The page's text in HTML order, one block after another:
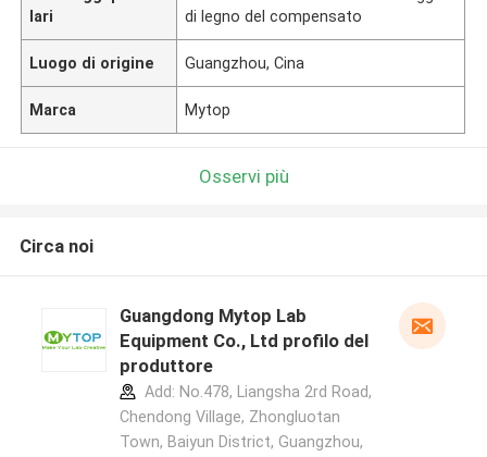
lari
di legno del compensato
Luogo di origine Guangzhou, Cina
Marca Mytop
Osservi più
Circa noi
Guangdong Mytop Lab
Equipment Co., Ltd profilo del
produttore
Add: No.478, Liangsha 2rd Road,
Chendong Village, Zhongluotan
Town, Baiyun District, Guangzhou,